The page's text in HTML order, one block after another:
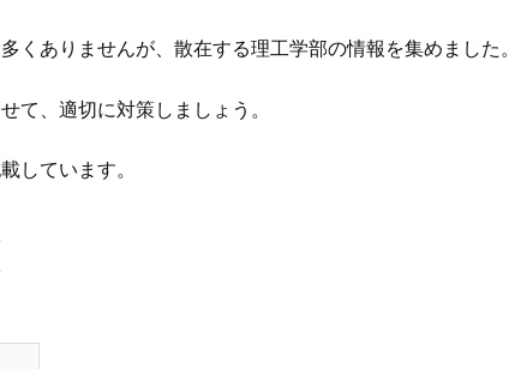
くありませんが、散在する理工学部の情報を集めました。
て、適切に対策しましょう。
しています。